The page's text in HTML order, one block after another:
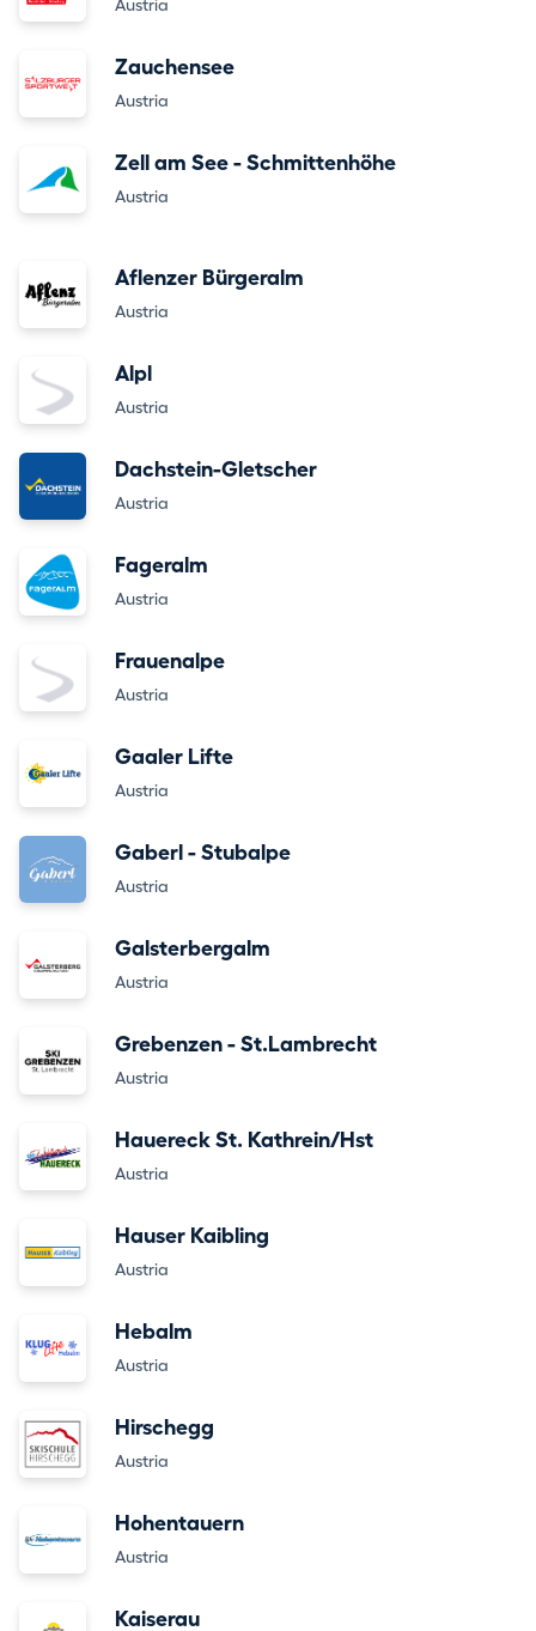
Austria
Zauchensee
Austria
Zell am See - Schmittenhöhe
Austria
Aflenzer Bürgeralm
Austria
Alpl
Austria
Dachstein-Gletscher
Austria
Fageralm
Austria
Frauenalpe
Austria
Gaaler Lifte
Austria
Gaberl - Stubalpe
Austria
Galsterbergalm
Austria
Grebenzen - St.Lambrecht
Austria
Hauereck St. Kathrein/Hst
Austria
Hauser Kaibling
Austria
Hebalm
Austria
Hirschegg
Austria
Hohentauern
Austria
Kaiserau